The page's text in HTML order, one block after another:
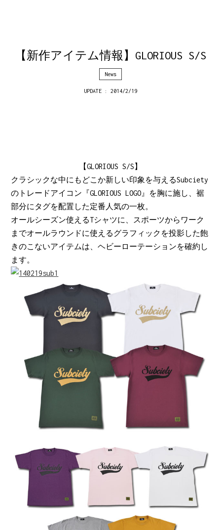
【新作アイテム情報】GLORIOUS S/S
News
UPDATE : 2014/2/19
【GLORIOUS S/S】
クラシックな中にもどこか新しい印象を与えるSubciety
のトレードアイコン『GLORIOUS LOGO』を胸に施し、裾
部分にタグを配置した定番人気の一枚。
オールシーズン使えるTシャツに、スポーツからワーク
までオールラウンドに使えるグラフィックを投影した飽
きのこないアイテムは、ヘビーローテーションを確約し
ます。